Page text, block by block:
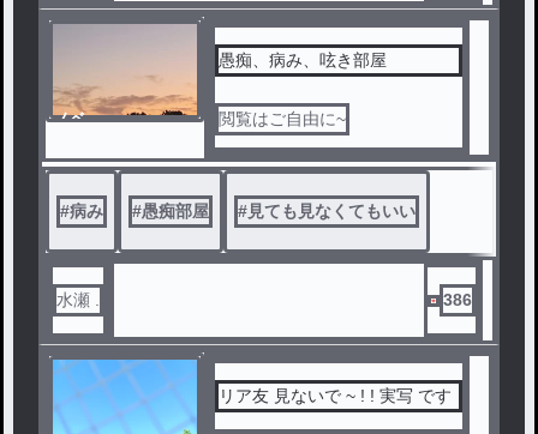
ノベ
愚痴、病み、呟き部屋
閲覧はご自由に~
#病み #愚痴部屋 #見ても見なくてもいい
水瀬 . 386
リア友 見ないで ~ ! ! 実写 です